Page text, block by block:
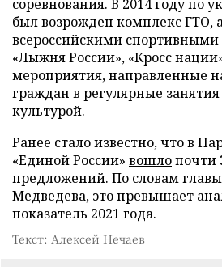
соревнования. В 2014 году по
был возрожден комплекс
всероссийскими
«Лыжня России», «Кросс
мероприятия, направленные
граждан в регулярные
культурой.
Ранее стало известно, что в
«Единой России» вошлопочти
предложений. По словам
Медведева, это превышает
показатель 2021 года.
Текст: Алексей Нечаев